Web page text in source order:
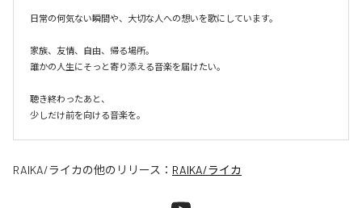
日常の何気ない瞬間や、大切な人への想いを歌にしています。
家族、友情、自由、帰る場所。
誰かの人生にそっと寄り添える音楽を届けたい。
聴き終わったあと、
少しだけ前を向ける音楽を。
RAIKA/ライカの他のリリース： RAIKA/ライカ